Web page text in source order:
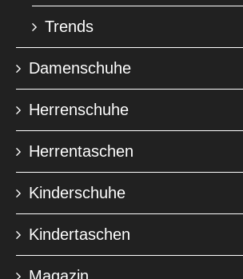
Trends
Damenschuhe
Herrenschuhe
Herrentaschen
Kinderschuhe
Kindertaschen